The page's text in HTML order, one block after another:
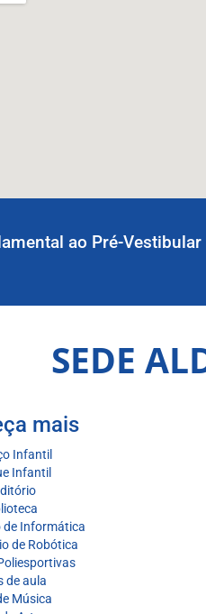
ao Pré-
SEDE
mais
Infantil
Infantil
Informática
de Robótica
de aula
Música